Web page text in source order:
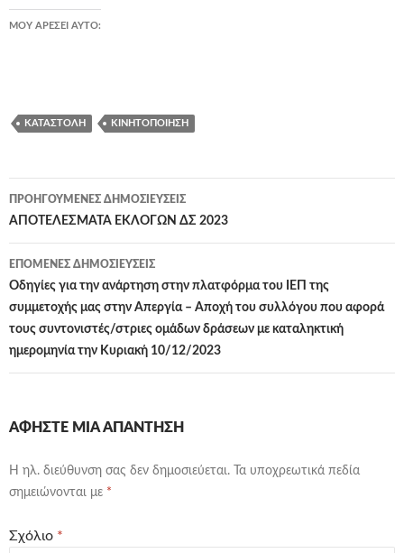
ΜΟΥ ΑΡΈΣΕΙ ΑΥΤΌ:
ΚΑΤΑΣΤΟΛΉ ΚΙΝΗΤΟΠΟΊΗΣΗ
Πλοήγηση
άρθρων
ΠΡΟΗΓΟΎΜΕΝΕΣ ΔΗΜΟΣΙΕΎΣΕΙΣ
ΑΠΟΤΕΛΕΣΜΑΤΑ ΕΚΛΟΓΩΝ ΔΣ 2023
ΕΠΌΜΕΝΕΣ ΔΗΜΟΣΙΕΎΣΕΙΣ
Οδηγίες για την ανάρτηση στην πλατφόρμα του ΙΕΠ της
συμμετοχής μας στην Απεργία – Αποχή του συλλόγου που αφορά
τους συντονιστές/στριες ομάδων δράσεων με καταληκτική
ημερομηνία την Κυριακή 10/12/2023
ΑΦΉΣΤΕ ΜΙΑ ΑΠΆΝΤΗΣΗ
Η ηλ. διεύθυνση σας δεν δημοσιεύεται.
Τα υποχρεωτικά πεδία
σημειώνονται με *
Σχόλιο *